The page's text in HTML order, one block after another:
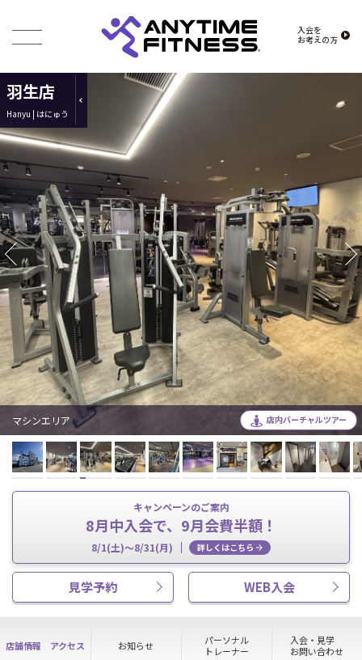
入会を
お考えの方
羽生店
Hanyu | はにゅう
店内バーチャルツアー
マシンエリア
キャンペーンのご案内
8月中入会で、9月会費半額！
8/1(土)～8/31(月) 詳しくはこちら
見学予約 WEB入会
店舗情報 アクセス お知らせ
パーソナル
トレーナー
入会・見学
お問い合わせ